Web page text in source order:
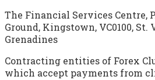
The Financial Services Centre,
Ground, Kingstown, VC0100,
Grenadines
Contracting entities of Forex
which accept payments from